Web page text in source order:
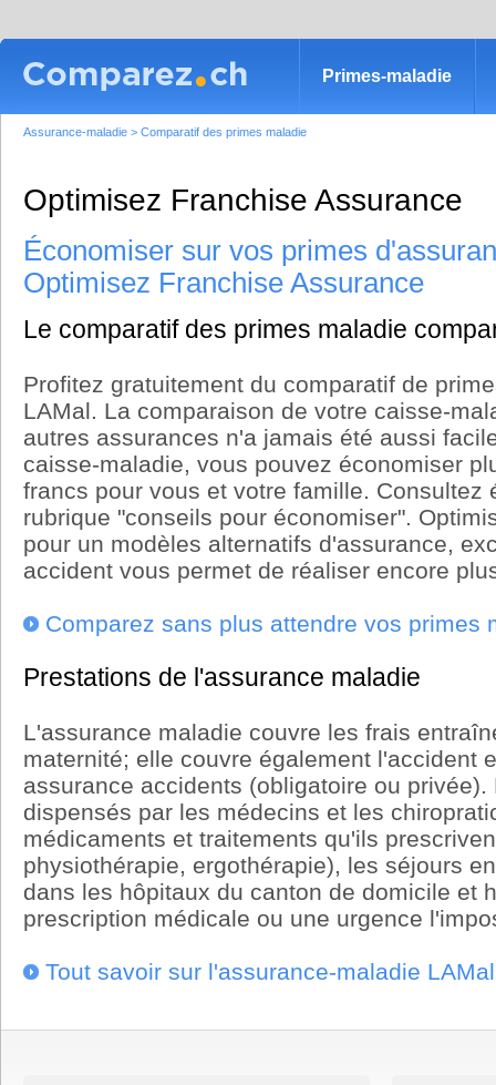
Primes-maladie
Assurance-maladie > Comparatif des primes maladie
Optimisez Franchise Assurance
Économiser sur vos primes
Optimisez Franchise Assurance
Le comparatif des primes maladie
Profitez gratuitement du comparatif de
LAMal. La comparaison de votre caisse-
autres assurances n'a jamais été aussi
caisse-maladie, vous pouvez économiser
francs pour vous et votre famille. Consultez
rubrique "conseils pour économiser".
pour un modèles alternatifs d'assurance,
accident vous permet de réaliser encore
Comparez sans plus attendre vos primes
Prestations de l'assurance maladie
L'assurance maladie couvre les frais
maternité; elle couvre également l'accident
assurance accidents (obligatoire ou
dispensés par les médecins et les
médicaments et traitements qu'ils
physiothérapie, ergothérapie), les séjours
dans les hôpitaux du canton de domicile et
prescription médicale ou une urgence
Tout savoir sur l'assurance-maladie LAMal